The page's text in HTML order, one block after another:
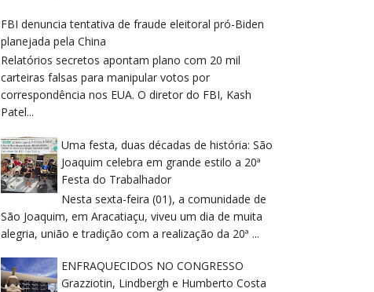
FBI denuncia tentativa de fraude eleitoral pró-Biden
planejada pela China
Relatórios secretos apontam plano com 20 mil
carteiras falsas para manipular votos por
correspondência nos EUA. O diretor do FBI, Kash
Patel...
Uma festa, duas décadas de história: São
Joaquim celebra em grande estilo a 20ª
Festa do Trabalhador
Nesta sexta-feira (01), a comunidade de
São Joaquim, em Aracatiaçu, viveu um dia de muita
alegria, união e tradição com a realização da 20ª ...
ENFRAQUECIDOS NO CONGRESSO
Grazziotin, Lindbergh e Humberto Costa